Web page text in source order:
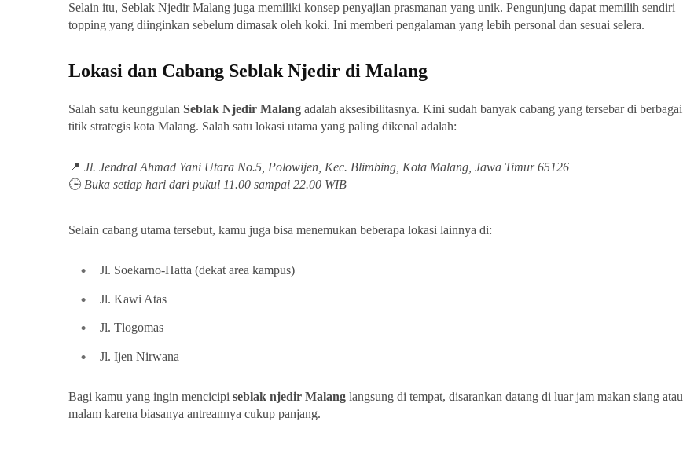
Selain itu, Seblak Njedir Malang juga memiliki konsep penyajian prasmanan yang unik. Pengunjung dapat memilih sendiri
topping yang diinginkan sebelum dimasak oleh koki. Ini memberi pengalaman yang lebih personal dan sesuai selera.
Lokasi dan Cabang Seblak Njedir di Malang
Salah satu keunggulan Seblak Njedir Malang adalah aksesibilitasnya. Kini sudah banyak cabang yang tersebar di berbagai
titik strategis kota Malang. Salah satu lokasi utama yang paling dikenal adalah:
📍 Jl. Jendral Ahmad Yani Utara No.5, Polowijen, Kec. Blimbing, Kota Malang, Jawa Timur 65126
🕒 Buka setiap hari dari pukul 11.00 sampai 22.00 WIB
Selain cabang utama tersebut, kamu juga bisa menemukan beberapa lokasi lainnya di:
Jl. Soekarno-Hatta (dekat area kampus)
Jl. Kawi Atas
Jl. Tlogomas
Jl. Ijen Nirwana
Bagi kamu yang ingin mencicipi seblak njedir Malang langsung di tempat, disarankan datang di luar jam makan siang atau
malam karena biasanya antreannya cukup panjang.